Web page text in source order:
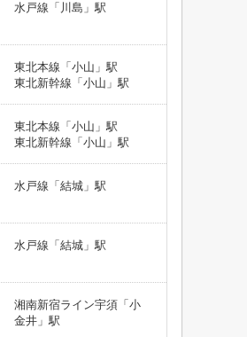
水戸線「川島」駅
東北本線「小山」駅
東北新幹線「小山」駅
東北本線「小山」駅
東北新幹線「小山」駅
水戸線「結城」駅
水戸線「結城」駅
湘南新宿ライン宇須「小
金井」駅